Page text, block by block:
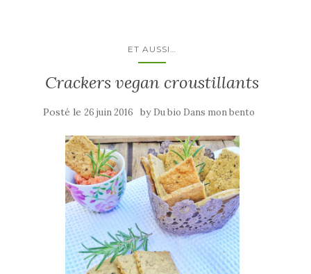
ET AUSSI…
Crackers vegan croustillants
Posté le 26 juin 2016 by Du bio Dans mon bento